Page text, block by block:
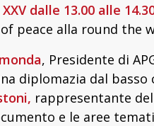
dalle 13.00 alle
peace alla round the
, Presidente di
diplomazia dal
rappresentante
e le aree